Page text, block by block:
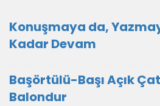
Konuşmaya da,
Kadar Devam
Başörtülü-Başı Açık
Balondur